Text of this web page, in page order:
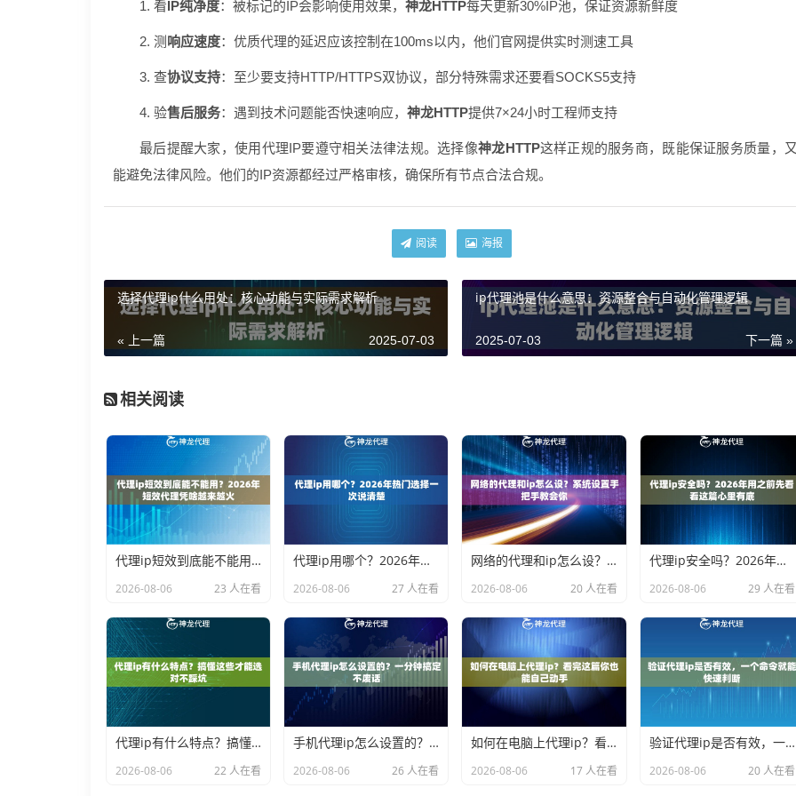
1. 看IP纯净度：被标记的IP会影响使用效果， 神龙HTTP每天更新30%IP池，保证资源新鲜度
2. 测 响应速度：优质代理的延迟应该控制在100ms以内，他们官网提供实时测速工具
3. 查协议支持：至少要支持HTTP/HTTPS双协议，部分特殊需求还要看SOCKS5支持
4. 验售后服务：遇到技术问题能否快速响应， 神龙HTTP提供7×24小时工程师支持
最后提醒大家，使用代理IP要遵守相关法律法规。选择像神龙HTTP这样正规的服务商，既能保证服务质量，
能避免法律风险。他们的IP资源都经过严格审核，确保所有节点合法合规。
阅读 海报
选择代理ip什么用处：核心功能与实际需求解析
« 上一篇 2025-07-03
ip代理池是什么意思：资源整合与自动化管理逻辑
下一篇 »
2025-07-03
相关阅读
代理ip短效到底能不能用？2026年短效代理凭啥越来越火
2026-08-06 23 人在看
代理ip用哪个？2026年热门选择一次说清楚
2026-08-06 27 人在看
网络的代理和ip怎么设？系统设置手把手教会你
2026-08-06 20 人在看
代理ip安全吗？2026年用之前先看看这篇心里有底
2026-08-06 29 人在看
代理ip有什么特点？搞懂这些才能选对不踩坑
2026-08-06 22 人在看
手机代理ip怎么设置的？一分钟搞定不废话
2026-08-06 26 人在看
如何在电脑上代理ip？看完这篇你也能自己动手
2026-08-06 17 人在看
验证代理ip是否有效，一个命令就能快速判断
2026-08-06 20 人在看